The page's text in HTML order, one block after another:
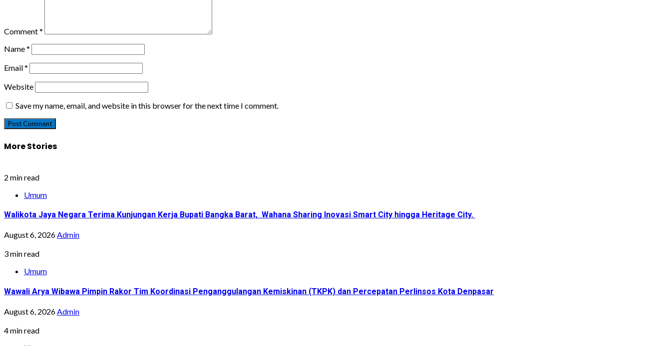
Comment*
Name*
Email*
Website
Save my name, email, and website in this browser for the next time I comment.
More Stories
2 min read
Umum
Walikota Jaya Negara Terima Kunjungan Kerja Bupati Bangka Barat, Wahana Sharing Inovasi Smart City hingga Heritage City.
August 6, 2026Admin
3 min read
Umum
Wawali Arya Wibawa Pimpin Rakor Tim Koordinasi Penganggulangan Kemiskinan (TKPK) dan Percepatan Perlinsos Kota Denpasar
August 6, 2026Admin
4 min read